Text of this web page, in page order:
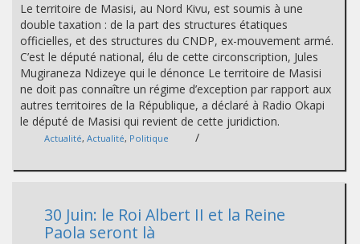
Le territoire de Masisi, au Nord Kivu, est soumis à une
double taxation : de la part des structures étatiques
officielles, et des structures du CNDP, ex-mouvement armé.
C’est le député national, élu de cette circonscription, Jules
Mugiraneza Ndizeye qui le dénonce Le territoire de Masisi
ne doit pas connaître un régime d’exception par rapport aux
autres territoires de la République, a déclaré à Radio Okapi
le député de Masisi qui revient de cette juridiction.
Actualité, Actualité, Politique /
30 Juin: le Roi Albert II et la Reine
Paola seront là